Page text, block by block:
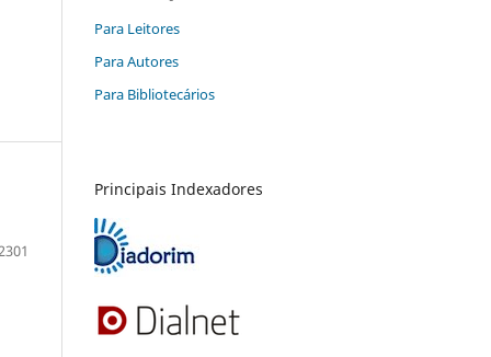
Para Leitores
Para Autores
Para Bibliotecários
Principais Indexadores